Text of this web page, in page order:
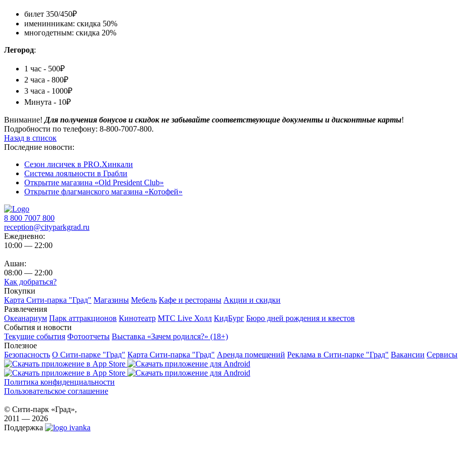
билет 350/450₽
именинникам: скидка 50%
многодетным: скидка 20%
Легород:
1 час - 500₽
2 часа - 800₽
3 часа - 1000₽
Минута - 10₽
Внимание! Для получения бонусов и скидок не забывайте соответствующие документы и дисконтные карты!
Подробности по телефону: 8-800-7007-800.
Назад в список
Последние новости:
Сезон лисичек в PRO.Хинкали
Система лояльности в Грабли
Открытие магазина «Old President Club»
Открытие флагманского магазина «Котофей»
8 800 7007 800
reception@cityparkgrad.ru
Ежедневно:
10:00 — 22:00
Ашан:
08:00 — 22:00
Как добраться?
Покупки
Карта Сити-парка "Град" Магазины Мебель Кафе и рестораны Акции и скидки
Развлечения
Океанариум Парк аттракционов Кинотеатр МТС Live Холл КидБург Бюро дней рождения и квестов
События и новости
Текущие события Фотоотчеты Выставка «Зачем родился?» (18+)
Полезное
Безопасность О Сити-парке "Град" Карта Сити-парка "Град" Аренда помещений Реклама в Сити-парке "Град" Вакансии Сервисы
Политика конфиденциальности
Пользовательское соглашение
© Сити-парк «Град»,
2011 — 2026
Поддержка